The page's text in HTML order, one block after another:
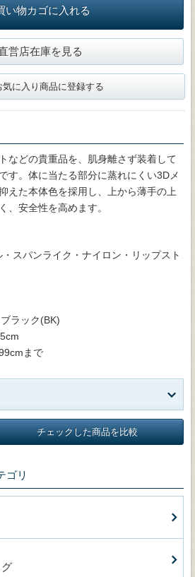
い物カゴに入れる
営店在庫を見る
気に入り商品に登録する
などの貴重品を、肌身離さず装着して
す。体に当たる部分に蒸れにくい3Dメ
えた本体色を採用し、上から薄手の上
、安全性を高めます。
・スパンライク・ナイロン・リップスト
ラック(BK)
まで
チェックした商品を比較
ゴリ